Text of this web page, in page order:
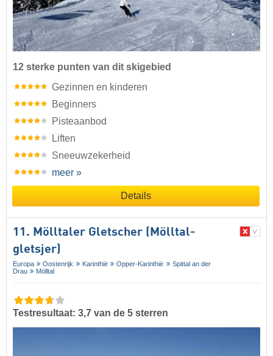
12 sterke punten van dit skigebied
Gezinnen en kinderen
Beginners
Pisteaanbod
Liften
Sneeuwzekerheid
meer »
Details
11. Mölltaler Gletscher (Mölltal-
gletsjer)
Europa Oostenrijk Karinthië Opper-Karinthië
Spittal an der
Drau
Mölltal
Testresultaat: 3,7 van de 5 sterren